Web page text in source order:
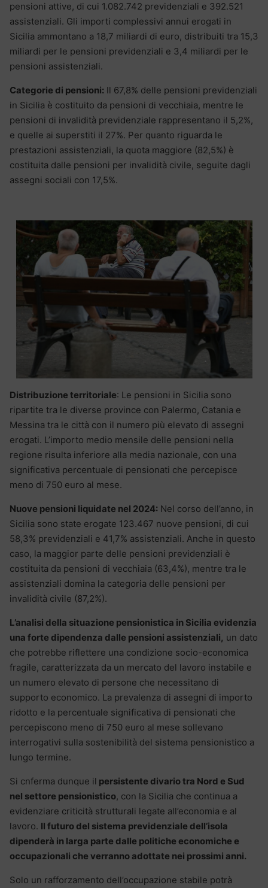
pensioni attive, di cui 1.082.742 previdenziali e 392.521
assistenziali. Gli importi complessivi annui erogati in
Sicilia ammontano a 18,7 miliardi di euro, distribuiti tra 15,3
miliardi per le pensioni previdenziali e 3,4 miliardi per le
pensioni assistenziali.
Categorie di pensioni: Il 67,8% delle pensioni previdenziali
in Sicilia è costituito da pensioni di vecchiaia, mentre le
pensioni di invalidità previdenziale rappresentano il 5,2%,
e quelle ai superstiti il 27%. Per quanto riguarda le
prestazioni assistenziali, la quota maggiore (82,5%) è
costituita dalle pensioni per invalidità civile, seguite dagli
assegni sociali con 17,5%.
Distribuzione territoriale: Le pensioni in Sicilia sono
ripartite tra le diverse province con Palermo, Catania e
Messina tra le città con il numero più elevato di assegni
erogati. L’importo medio mensile delle pensioni nella
regione risulta inferiore alla media nazionale, con una
significativa percentuale di pensionati che percepisce
meno di 750 euro al mese.
Nuove pensioni liquidate nel 2024: Nel corso dell’anno, in
Sicilia sono state erogate 123.467 nuove pensioni, di cui
58,3% previdenziali e 41,7% assistenziali. Anche in questo
caso, la maggior parte delle pensioni previdenziali è
costituita da pensioni di vecchiaia (63,4%), mentre tra le
assistenziali domina la categoria delle pensioni per
invalidità civile (87,2%).
L’analisi della situazione pensionistica in Sicilia evidenzia
una forte dipendenza dalle pensioni assistenziali, un dato
che potrebbe riflettere una condizione socio-economica
fragile, caratterizzata da un mercato del lavoro instabile e
un numero elevato di persone che necessitano di
supporto economico. La prevalenza di assegni di importo
ridotto e la percentuale significativa di pensionati che
percepiscono meno di 750 euro al mese sollevano
interrogativi sulla sostenibilità del sistema pensionistico a
lungo termine.
Si cnferma dunque il persistente divario tra Nord e Sud
nel settore pensionistico, con la Sicilia che continua a
evidenziare criticità strutturali legate all’economia e al
lavoro. Il futuro del sistema previdenziale dell’isola
dipenderà in larga parte dalle politiche economiche e
occupazionali che verranno adottate nei prossimi anni.
Solo un rafforzamento dell’occupazione stabile potrà